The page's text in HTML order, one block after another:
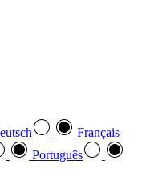
Français
Português